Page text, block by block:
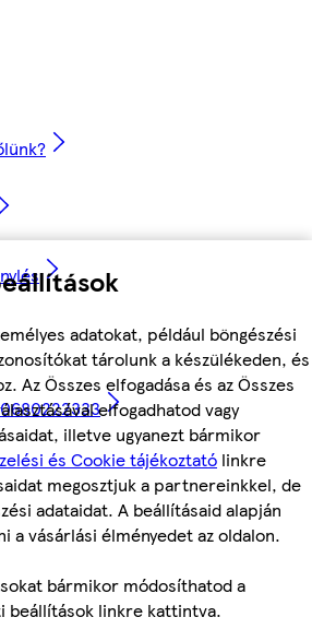
adatokat, például böngészési
tárolunk a készülékeden, és
Az Összes elfogadása és az Összes
elfogadhatod vagy
illetve ugyanezt bármikor
és Cookie tájékoztató linkre
megosztjuk a partnereinkkel, de
adataidat. A beállításaid alapján
a vásárlási élményedet az oldalon.
bármikor módosíthatod a
beállítások linkre kattintva.